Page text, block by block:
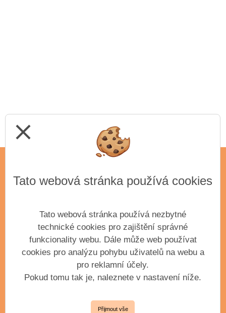
ADRESA
příspěvková organizace města Příbram
Krátká 351
Příbram III, 261 01
IČO: 61904163
VEDENÍ ŠKOLY
close
Tato webová stránka používá cookies
Tato webová stránka používá nezbytné
technické cookies pro zajištění správné
funkcionality webu. Dále může web používat
cookies pro analýzu pohybu uživatelů na webu a
pro reklamní účely.
Pokud tomu tak je, naleznete v nastavení níže.
Přijmout vše